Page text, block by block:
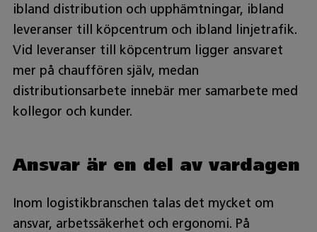
ibland distribution och upphämtningar, ibland
leveranser till köpcentrum och ibland linjetrafik.
Vid leveranser till köpcentrum ligger ansvaret
mer på chauffören själv, medan
distributionsarbete innebär mer samarbete med
kollegor och kunder.
Ansvar är en del av vardagen
Inom logistikbranschen talas det mycket om
ansvar, arbetssäkerhet och ergonomi. På